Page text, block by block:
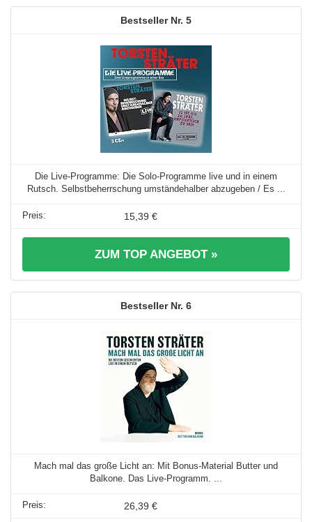
5
Die Live-Programme: Die Solo-Programme live und in einem
Rutsch. Selbstbeherrschung umständehalber abzugeben / Es ...
15,39 €
ZUM TOP ANGEBOT »
6
Mach mal das große Licht an: Mit Bonus-Material Butter und
Balkone. Das Live-Programm. ...
26,39 €